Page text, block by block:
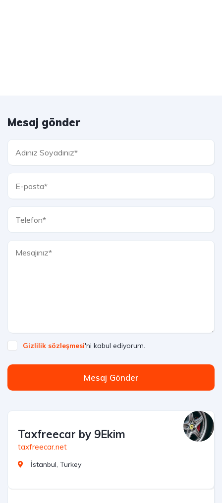
Mesaj gönder
Gizlilik sözleşmesi'ni kabul ediyorum.
Mesaj Gönder
Taxfreecar by 9Ekim
taxfreecar.net
İstanbul, Turkey